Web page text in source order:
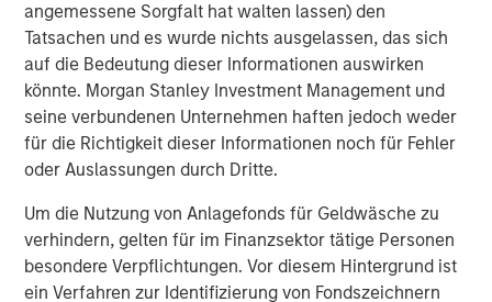
angemessene Sorgfalt hat walten lassen) den
Tatsachen und es wurde nichts ausgelassen, das sich
auf die Bedeutung dieser Informationen auswirken
könnte. Morgan Stanley Investment Management und
seine verbundenen Unternehmen haften jedoch weder
für die Richtigkeit dieser Informationen noch für Fehler
oder Auslassungen durch Dritte.
Um die Nutzung von Anlagefonds für Geldwäsche zu
verhindern, gelten für im Finanzsektor tätige Personen
besondere Verpflichtungen. Vor diesem Hintergrund ist
ein Verfahren zur Identifizierung von Fondszeichnern
Source: Federal Reserve Bank of Cleveland, Congressional
Budget Office (CBO).Past performance is no guarantee of
future results.